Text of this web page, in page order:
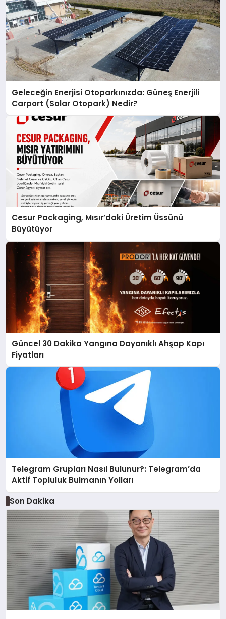
Geleceğin Enerjisi Otoparkınızda: Güneş Enerjili
Carport (Solar Otopark) Nedir?
Cesur Packaging, Mısır’daki Üretim Üssünü
Büyütüyor
Güncel 30 Dakika Yangına Dayanıklı Ahşap Kapı
Fiyatları
Telegram Grupları Nasıl Bulunur?: Telegram’da
Aktif Topluluk Bulmanın Yolları
Son Dakika